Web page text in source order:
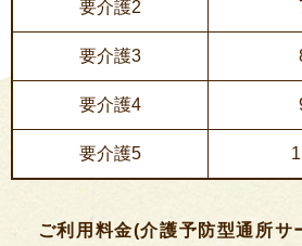
要介護2
要介護3
要介護4
要介護5
ご利用料金(介護予防型通所サ